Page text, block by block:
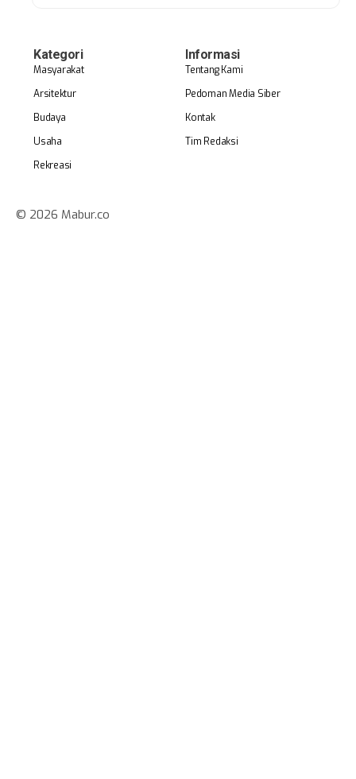
Kategori
Masyarakat
Arsitektur
Budaya
Usaha
Rekreasi
Informasi
Tentang Kami
Pedoman Media Siber
Kontak
Tim Redaksi
© 2026 Mabur.co